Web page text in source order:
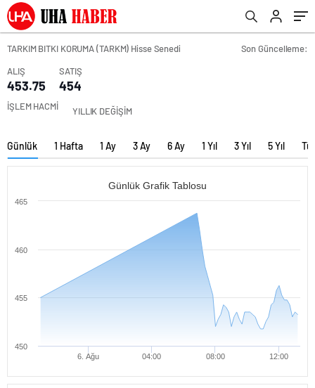
TARKIM BITKI KORUMA (TARKM) Hisse Senedi
Son Güncelleme:
ALIŞ
453.75
SATIŞ
454
İŞLEM HACMİ YILLIK DEĞİŞİM
Günlük 1 Hafta 1 Ay 3 Ay 6 Ay 1 Yıl 3 Yıl 5 Yıl
Günlük Grafik Tablosu
6. Ağu 04:00 08:00 12:00
450
455
460
465